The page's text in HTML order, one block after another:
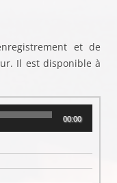
et de
Il est disponible à
00:00